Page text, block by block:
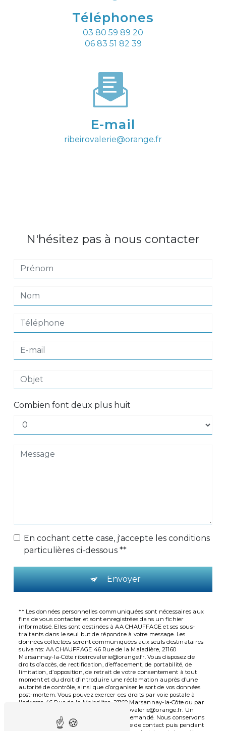
Téléphones
03 80 59 89 20
06 83 51 82 39
E-mail
ribeirovalerie@orange.fr
N'hésitez pas à nous contacter
Combien font deux plus huit
En cochant cette case, j'accepte les conditions
particulières ci-dessous **
Envoyer
** Les données personnelles communiquées sont nécessaires aux
fins de vous contacter et sont enregistrées dans un fichier
informatisé. Elles sont destinées à AA CHAUFFAGE et ses sous-
traitants dans le seul but de répondre à votre message. Les
données collectées seront communiquées aux seuls destinataires
suivants: AA CHAUFFAGE 46 Rue de la Maladière, 21160
Marsannay-la-Côte ribeirovalerie@orange.fr. Vous disposez de
droits d’accès, de rectification, d’effacement, de portabilité, de
limitation, d’opposition, de retrait de votre consentement à tout
moment et du droit d’introduire une réclamation auprès d’une
autorité de contrôle, ainsi que d’organiser le sort de vos données
post-mortem. Vous pouvez exercer ces droits par voie postale à
l'adresse 46 Rue de la Maladière, 21160 Marsannay-la-Côte ou par
courrier électronique à l'adresse ribeirovalerie@orange.fr. Un
justificatif d'identité pourra vous être demandé. Nous conservons
vos données pendant la période de prise de contact puis pendant